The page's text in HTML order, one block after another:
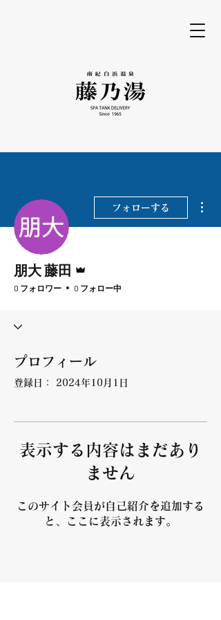
フォローする
朋大 藤田
0 フォロワー 0 フォロー中
プロフィール
登録日： 2024年10月1日
表示する内容はまだあり
ません
このサイト会員が自己紹介を追加する
と、ここに表示されます。